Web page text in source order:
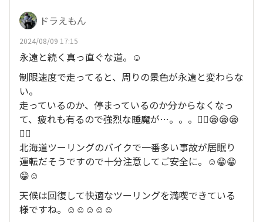
ドラえもん
2024/08/09 17:15
永遠と続く真っ直ぐな道。☺️
制限速度で走ってると、周りの景色が永遠と変わらな
い。
走っているのか、停まっているのか分からなくなっ
て、疲れも有るので強烈な睡魔が…。。。😵‍💫😪😪😪
😵‍💫
北海道ツーリングのバイクで一番多い事故が居眠り
運転だそうですので十分注意してご安全に。☺️😁😁
😁☺️
天候は回復して快適なツーリングを満喫できている
様ですね。☺️☺️☺️☺️☺️